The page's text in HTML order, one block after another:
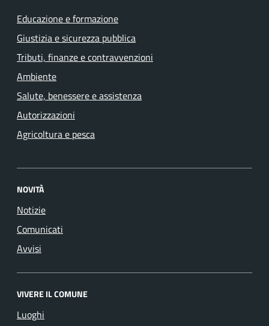
Educazione e formazione
Giustizia e sicurezza pubblica
Tributi, finanze e contravvenzioni
Ambiente
Salute, benessere e assistenza
Autorizzazioni
Agricoltura e pesca
NOVITÀ
Notizie
Comunicati
Avvisi
VIVERE IL COMUNE
Luoghi